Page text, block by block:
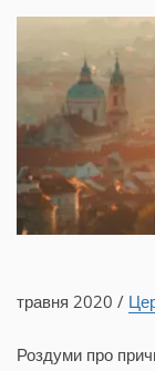
травня 2020 /
Роздуми про